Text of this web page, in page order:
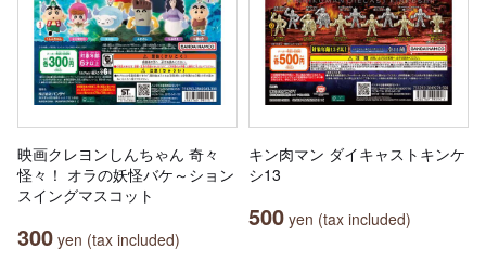
映画クレヨンしんちゃん 奇々
怪々！ オラの妖怪バケ～ション
スイングマスコット
300 yen (tax included)
キン肉マン ダイキャストキンケ
シ13
500 yen (tax included)